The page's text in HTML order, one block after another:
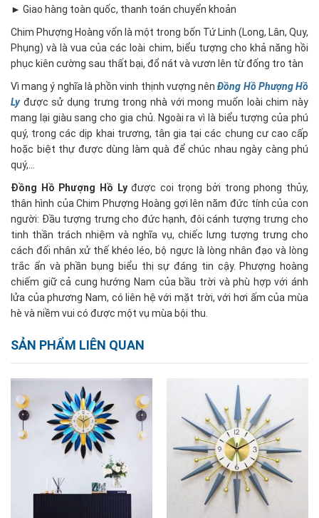
► Giao hàng toàn quốc, thanh toán chuyển khoản
Chim Phượng Hoàng vốn là một trong bốn Tứ Linh (Long, Lân, Quy,
Phụng) và là vua của các loài chim, biểu tượng cho khả năng hồi
phục kiên cường sau thất bại, đổ nát và vươn lên từ đống tro tàn
Vì mang ý nghĩa là phồn vinh thịnh vượng nênĐồng Hồ Phượng Hồ
Lyđược sử dụng trưng trong nhà với mong muốn loài chim này
mang lại giàu sang cho gia chủ. Ngoài ra vì là biểu tượng của phú
quý, trong các dịp khai trương, tân gia tại các chung cư cao cấp
hoặc biệt thự được dùng làm quà để chúc nhau ngày càng phú
quý,…
Đồng Hồ Phượng Hồ Lyđược coi trọng bởi trong phong thủy,
thân hình của Chim Phượng Hoàng gợi lên năm đức tính của con
người: Đầu tượng trưng cho đức hạnh, đôi cánh tượng trưng cho
tinh thần trách nhiệm và nghĩa vụ, chiếc lưng tượng trưng cho
cách đối nhân xử thế khéo léo, bộ ngực là lòng nhân đạo và lòng
trắc ẩn và phần bụng biểu thị sự đáng tin cậy. Phượng hoàng
chiếm giữ cả cung hướng Nam của bầu trời và phù hợp với ánh
lửa của phương Nam, có liên hệ với mặt trời, với hơi ấm của mùa
hè và niềm vui có được một vụ mùa bội thu.
SẢN PHẨM LIÊN QUAN